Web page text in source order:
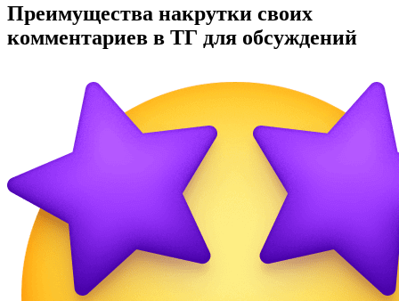
Преимущества накрутки своих
комментариев в ТГ для обсуждений